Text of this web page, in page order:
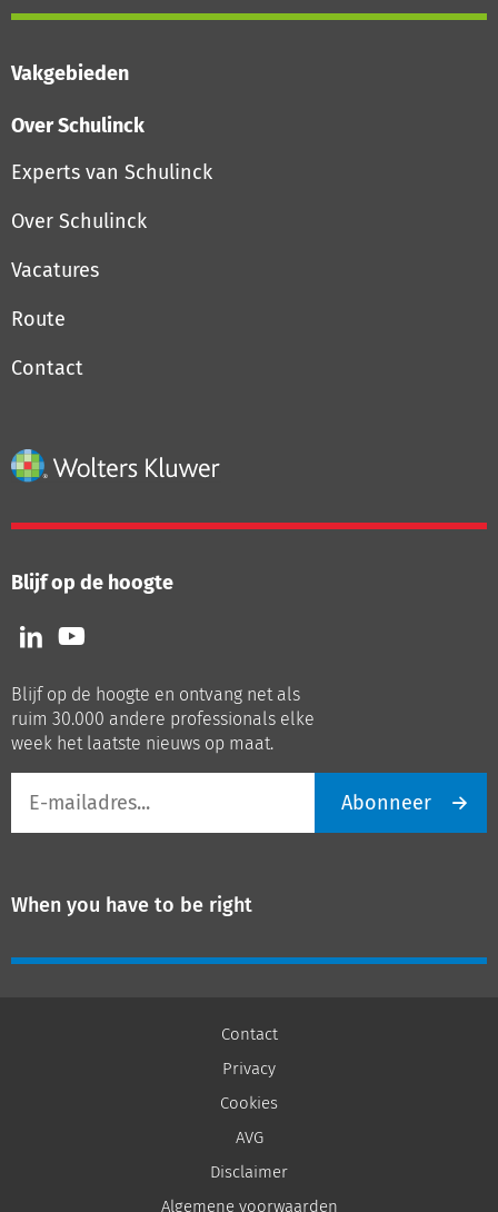
Vakgebieden
Over Schulinck
Experts van Schulinck
Over Schulinck
Vacatures
Route
Contact
Blijf op de hoogte
Volg
ons
LinkedIn
Volg
ons
Youtube
Blijf op de hoogte en ontvang net als
ruim 30.000 andere professionals elke
week het laatste nieuws op maat.
mailadres
Abonneer
When you have to be right
Contact
Privacy
Cookies
AVG
Disclaimer
Algemene voorwaarden